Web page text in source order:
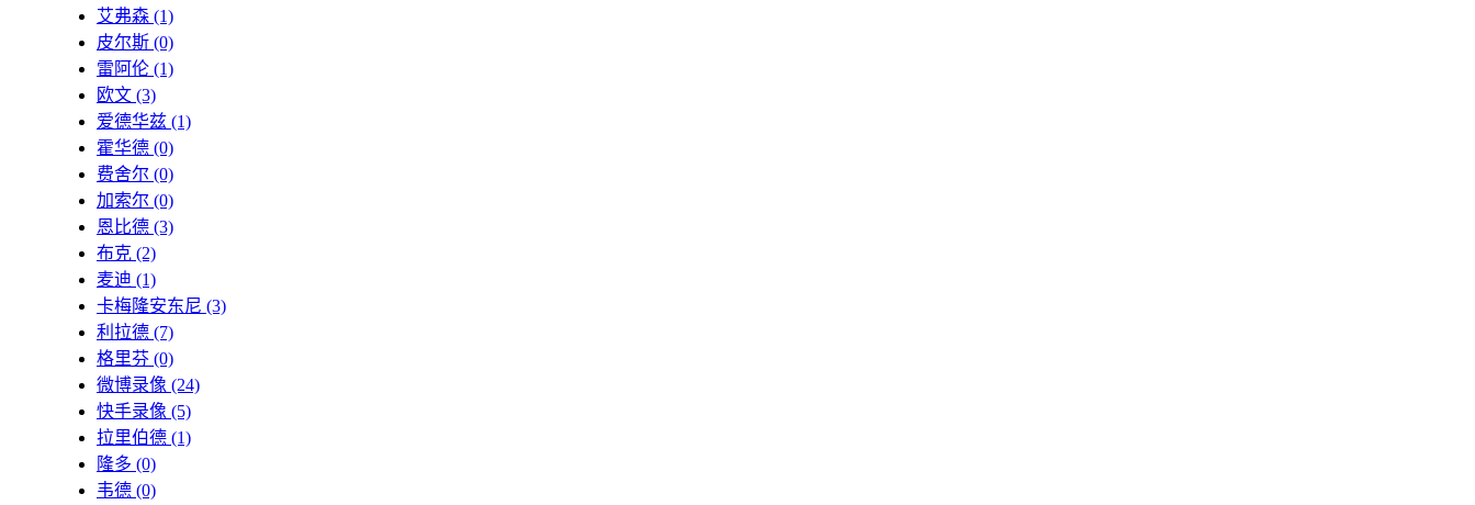
艾弗森 (1)
皮尔斯 (0)
雷阿伦 (1)
欧文 (3)
爱德华兹 (1)
霍华德 (0)
费舍尔 (0)
加索尔 (0)
恩比德 (3)
布克 (2)
麦迪 (1)
卡梅隆安东尼 (3)
利拉德 (7)
格里芬 (0)
微博录像 (24)
快手录像 (5)
拉里伯德 (1)
隆多 (0)
韦德 (0)